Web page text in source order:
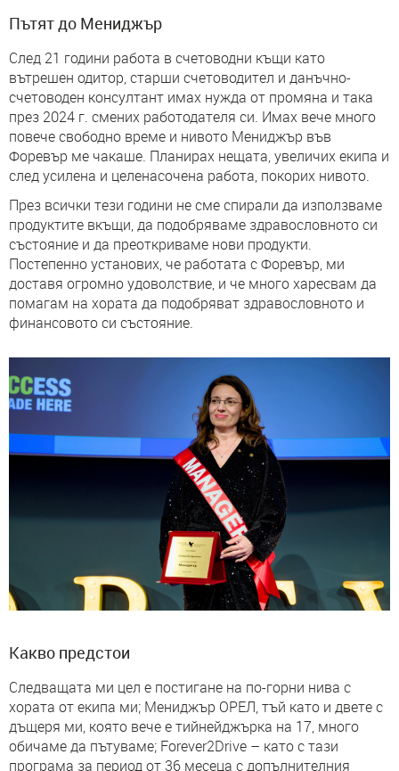
Пътят до Мениджър
След 21 години работа в счетоводни къщи като
вътрешен одитор, старши счетоводител и данъчно-
счетоводен консултант имах нужда от промяна и така
през 2024 г. смених работодателя си. Имах вече много
повече свободно време и нивото Мениджър във
Форевър ме чакаше. Планирах нещата, увеличих екипа и
след усилена и целенасочена работа, покорих нивото.
През всички тези години не сме спирали да използваме
продуктите вкъщи, да подобряваме здравословното си
състояние и да преоткриваме нови продукти.
Постепенно установих, че работата с Форевър, ми
доставя огромно удоволствие, и че много харесвам да
помагам на хората да подобряват здравословното и
финансовото си състояние.
Какво предстои
Следващата ми цел е постигане на по-горни нива с
хората от екипа ми; Мениджър ОРЕЛ, тъй като и двете с
дъщеря ми, която вече е тийнейджърка на 17, много
обичаме да пътуваме; Forever2Drive – като с тази
програма за период от 36 месеца с допълнителния